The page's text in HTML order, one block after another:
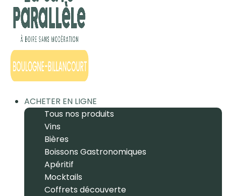
ACHETER EN LIGNE
Tous nos produits
Vins
Bières
Boissons Gastronomiques
Apéritif
Mocktails
Coffrets découverte